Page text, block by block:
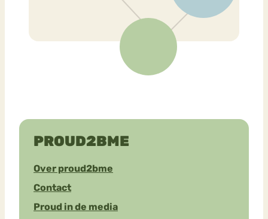
PROUD2BME
Over proud2bme
Contact
Proud in de media